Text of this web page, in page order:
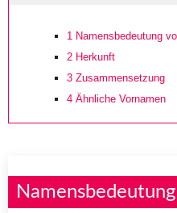
1 Namensbedeutung
2 Herkunft
3 Zusammensetzung
4 Ähnliche Vornamen